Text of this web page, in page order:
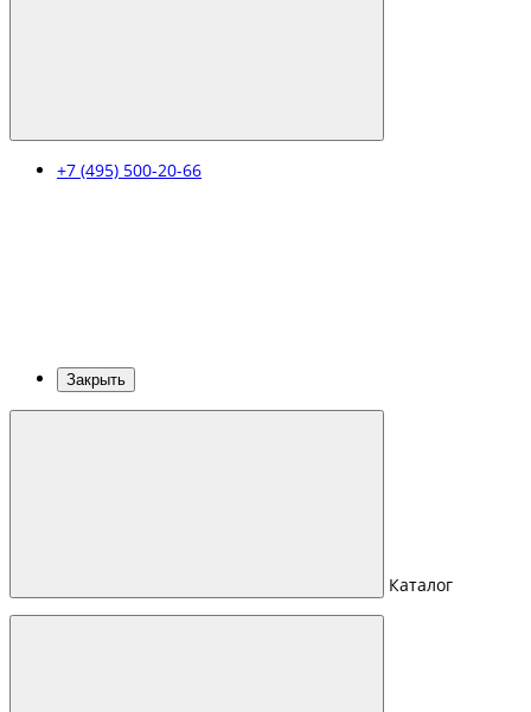
+7 (495) 500-20-66
Закрыть
Каталог